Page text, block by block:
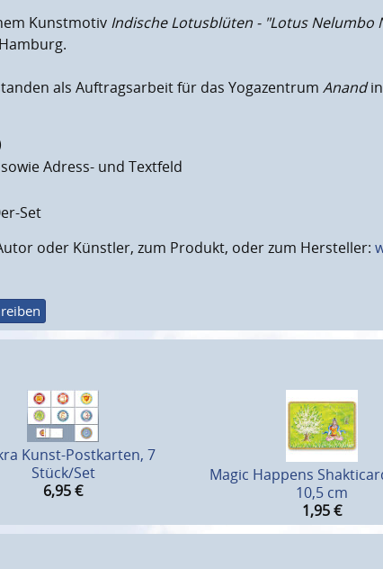
Kunstmotiv Indische Lotusblüten - "Lotus Nelumbo
als Auftragsarbeit für das Yogazentrum Anandin
Adress- und Textfeld
Set
oder Künstler, zum Produkt, oder zum Hersteller:
Kunst-Postkarten, 7
Stück/Set
6,95€
Magic Happens
10,5 cm
1,95€